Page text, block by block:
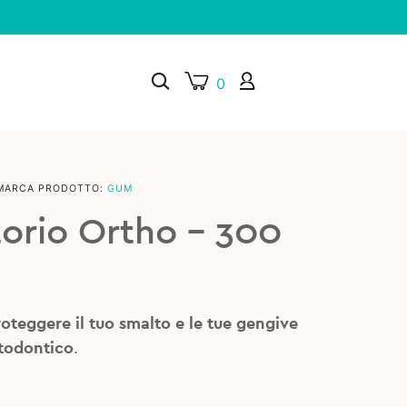
0
PRODOTTO: GUM
Ortho – 300
il tuo smalto e le tue gengive
.